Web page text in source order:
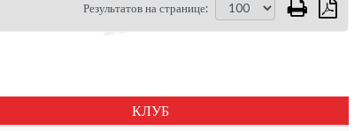
Результатов на странице:
КЛУБ